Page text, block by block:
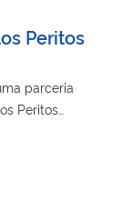
Peritos
parceria
Peritos
engenheiros